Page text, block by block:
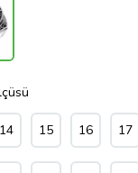
14 15 16 17